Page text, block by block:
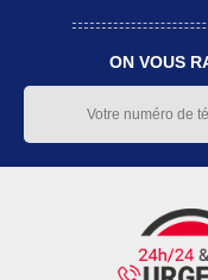
ON VOUS